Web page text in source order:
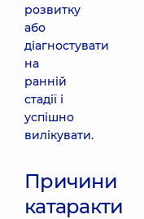
розвитку
або
діагностувати
на
ранній
стадії і
успішно
вилікувати.
Причини
катаракти